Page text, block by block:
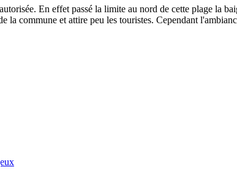
En effet passé la limite au nord de cette plage la
la commune et attire peu les touristes. Cependant